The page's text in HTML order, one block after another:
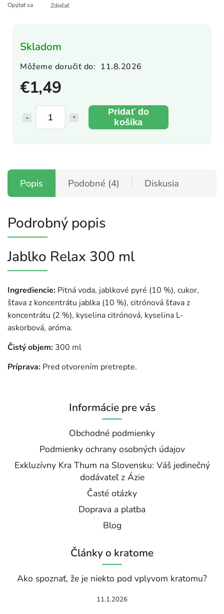
€1,49
Pridať do
košíka
Skladom
Môžeme doručiť do: 11.8.2026
Opýtať sa Zdieľať
Popis Podobné (4) Diskusia
Podrobný popis
Jablko Relax 300 ml
Ingrediencie: Pitná voda, jablkové pyré (10 %), cukor,
šťava z koncentrátu jablka (10 %), citrónová šťava z
koncentrátu (2 %), kyselina citrónová, kyselina L-
askorbová, aróma.
Čistý objem: 300 ml
Príprava: Pred otvorením pretrepte.
Informácie pre vás
Obchodné podmienky
Podmienky ochrany osobných údajov
Exkluzívny Kra Thum na Slovensku: Váš jedinečný
dodávateľ z Ázie
Časté otázky
Doprava a platba
Blog
Články o kratome
Ako spoznať, že je niekto pod vplyvom kratomu?
11.1.2026